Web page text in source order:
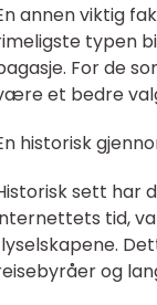
annen viktig
typen
For de
et bedre
historisk
sett har
tid,
og